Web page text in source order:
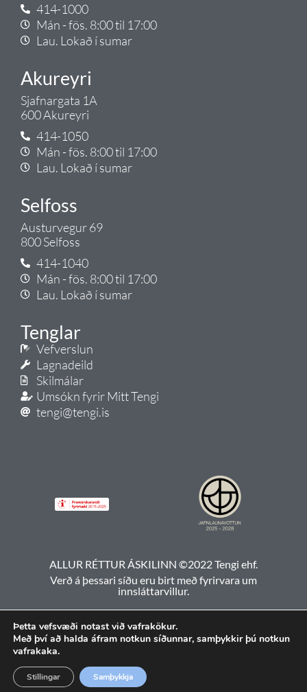
414-1000
Mán - fös. 8:00 til 17:00
Lau. Lokað í sumar
Akureyri
Sjafnargata 1A
600 Akureyri
414-1050
Mán - fös. 8:00 til 17:00
Lau. Lokað í sumar
Selfoss
Austurvegur 69
800 Selfoss
414-1040
Mán - fös. 8:00 til 17:00
Lau. Lokað í sumar
Tenglar
Vefverslun
Lagnadeild
Skilmálar
Umsókn fyrir Mitt Tengi
tengi@tengi.is
ALLUR RÉTTUR ÁSKILINN ©2022 Tengi ehf.
Verð á þessari síðu eru birt með fyrirvara um
innsláttarvillur.
Þetta vefsvæði notast við vafrakökur.
Með því að halda áfram notkun síðunnar, samþykkir þú notkun
vafrakaka.
Samþykkja
Stillingar